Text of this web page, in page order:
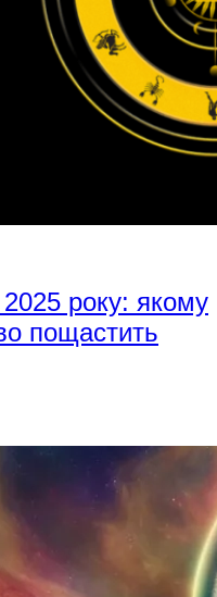
року: якому
пощастить